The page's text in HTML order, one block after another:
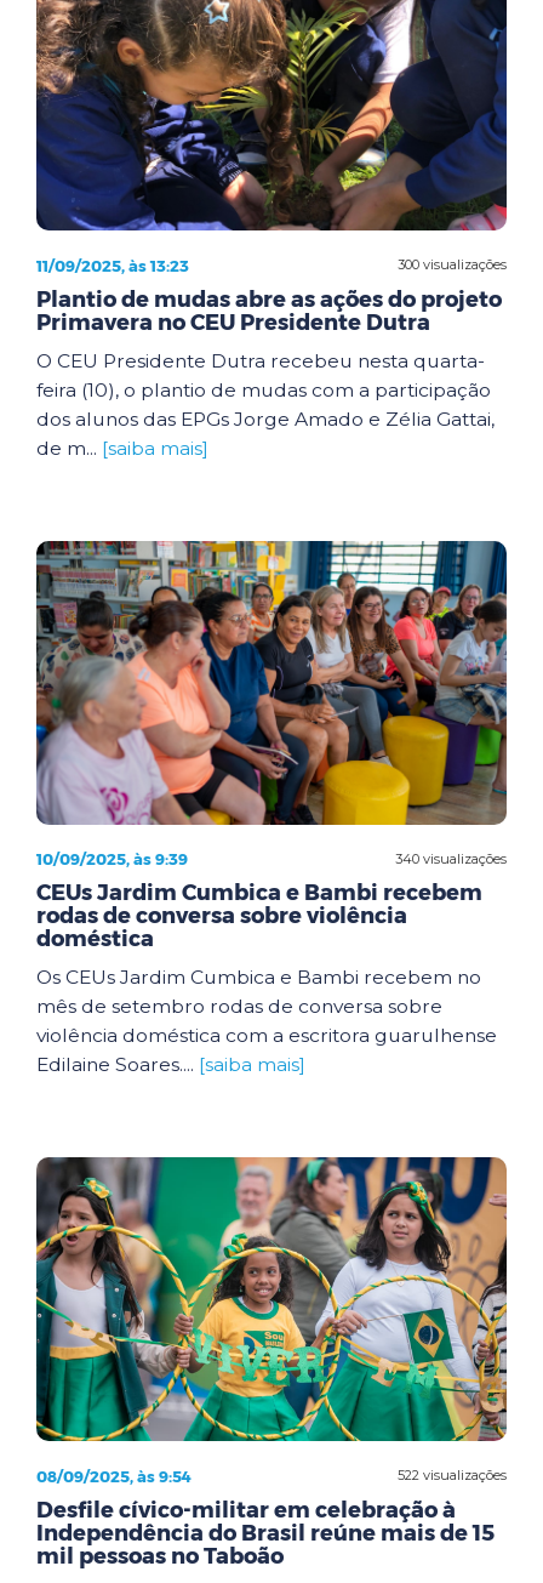
300 visualizações
11/09/2025, às 13:23
Plantio de mudas abre as ações do projeto
Primavera no CEU Presidente Dutra
O CEU Presidente Dutra recebeu nesta quarta-
feira (10), o plantio de mudas com a participação
dos alunos das EPGs Jorge Amado e Zélia Gattai,
de m... [saiba mais]
340 visualizações
10/09/2025, às 9:39
CEUs Jardim Cumbica e Bambi recebem
rodas de conversa sobre violência
doméstica
Os CEUs Jardim Cumbica e Bambi recebem no
mês de setembro rodas de conversa sobre
violência doméstica com a escritora guarulhense
Edilaine Soares.... [saiba mais]
522 visualizações
08/09/2025, às 9:54
Desfile cívico-militar em celebração à
Independência do Brasil reúne mais de 15
mil pessoas no Taboão